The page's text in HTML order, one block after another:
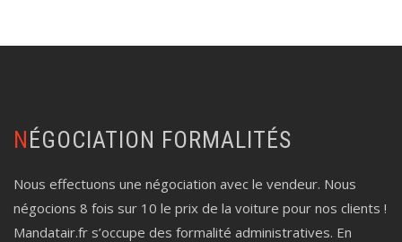
NÉGOCIATION FORMALITÉS
Nous effectuons une négociation avec le vendeur. Nous
négocions 8 fois sur 10 le prix de la voiture pour nos clients !
Mandatair.fr s’occupe des formalité administratives. En